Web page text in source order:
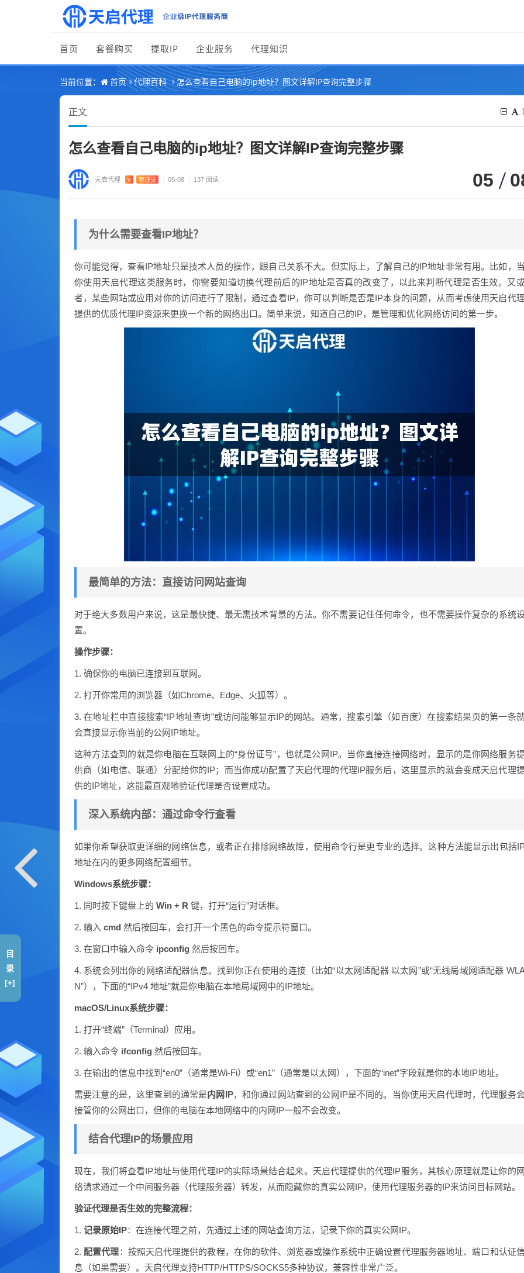
首页 套餐购买 提取IP 企业服务 代理知识
当前位置： 首页 代理百科 怎么查看自己电脑的ip地址？图文详解IP查询完整步骤
正文
怎么查看自己电脑的ip地址？图文详解IP查询完整步骤
天启代理 V 管理员 / 05-08 / 137 阅读 05
为什么需要查看IP地址？
你可能觉得，查看IP地址只是技术人员的操作，跟自己关系不大。但实际上，了解自己的IP地址非常有用。比如，
你使用天启代理这类服务时，你需要知道切换代理前后的IP地址是否真的改变了，以此来判断代理是否生效。又
者，某些网站或应用对你的访问进行了限制，通过查看IP，你可以判断是否是IP本身的问题，从而考虑使用天启代
提供的优质代理IP资源来更换一个新的网络出口。简单来说，知道自己的IP，是管理和优化网络访问的第一步。
最简单的方法：直接访问网站查询
对于绝大多数用户来说，这是最快捷、最无需技术背景的方法。你不需要记住任何命令，也不需要操作复杂的系统
置。
操作步骤：
1. 确保你的电脑已连接到互联网。
2. 打开你常用的浏览器（如Chrome、Edge、火狐等）。
3. 在地址栏中直接搜索“IP地址查询”或访问能够显示IP的网站。通常，搜索引擎（如百度）在搜索结果页的第一条
会直接显示你当前的公网IP地址。
这种方法查到的就是你电脑在互联网上的“身份证号”，也就是公网IP。当你直接连接网络时，显示的是你网络服务
供商（如电信、联通）分配给你的IP；而当你成功配置了天启代理的代理IP服务后，这里显示的就会变成天启代理
供的IP地址，这能最直观地验证代理是否设置成功。
深入系统内部：通过命令行查看
如果你希望获取更详细的网络信息，或者正在排除网络故障，使用命令行是更专业的选择。这种方法能显示出包括
地址在内的更多网络配置细节。
Windows系统步骤：
1. 同时按下键盘上的 Win + R 键，打开“运行”对话框。
2. 输入 cmd 然后按回车，会打开一个黑色的命令提示符窗口。
3. 在窗口中输入命令 ipconfig 然后按回车。
4. 系统会列出你的网络适配器信息。找到你正在使用的连接（比如“以太网适配器 以太网”或“无线局域网适配器
N”），下面的“IPv4 地址”就是你电脑在本地局域网中的IP地址。
macOS/Linux系统步骤：
1. 打开“终端”（Terminal）应用。
2. 输入命令 ifconfig 然后按回车。
3. 在输出的信息中找到“en0”（通常是Wi-Fi）或“en1”（通常是以太网），下面的“inet”字段就是你的本地IP地址。
需要注意的是，这里查到的通常是内网IP，和你通过网站查到的公网IP是不同的。当你使用天启代理时，代理服务
接管你的公网出口，但你的电脑在本地网络中的内网IP一般不会改变。
结合代理IP的场景应用
现在，我们将查看IP地址与使用代理IP的实际场景结合起来。天启代理提供的代理IP服务，其核心原理就是让你的
络请求通过一个中间服务器（代理服务器）转发，从而隐藏你的真实公网IP，使用代理服务器的IP来访问目标网站。
验证代理是否生效的完整流程：
1. 记录原始IP：在连接代理之前，先通过上述的网站查询方法，记录下你的真实公网IP。
2.配置代理：按照天启代理提供的教程，在你的软件、浏览器或操作系统中正确设置代理服务器地址、端口和认证
息（如果需要）。天启代理支持HTTP/HTTPS/SOCKS5多种协议，兼容性非常广泛。
目
录
[+]